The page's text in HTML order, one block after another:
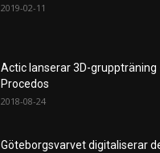
2019-02-11
Actic lanserar 3D-gruppträning
Procedos
2018-08-24
Göteborgsvarvet digitaliserar